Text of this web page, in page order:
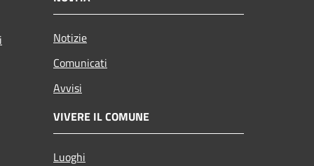
Notizie
Comunicati
Avvisi
VIVERE IL COMUNE
Luoghi